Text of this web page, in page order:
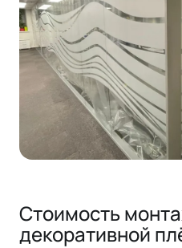
Стоимость
декоративной